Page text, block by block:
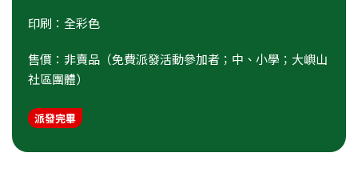
印刷：全彩色
售價：非賣品（免費派發活動參加者；中、小學；大嶼山
社區團體）
派發完畢